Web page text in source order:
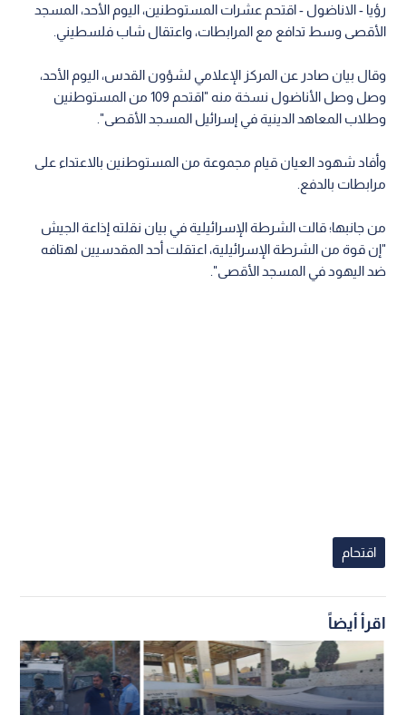
رؤيا - الاناضول - اقتحم عشرات المستوطنين، اليوم الأحد، المسجد
الأقصى وسط تدافع مع المرابطات، واعتقال شاب فلسطيني.
وقال بيان صادر عن المركز الإعلامي لشؤون القدس، اليوم الأحد،
وصل وصل الأناضول نسخة منه "اقتحم 109 من المستوطنين
وطلاب المعاهد الدينية في إسرائيل المسجد الأقصى".
وأفاد شهود العيان قيام مجموعة من المستوطنين بالاعتداء على
مرابطات بالدفع.
من جانبها؛ قالت الشرطة الإسرائيلية في بيان نقلته إذاعة الجيش
"إن قوة من الشرطة الإسرائيلية، اعتقلت أحد المقدسيين لهتافه
ضد اليهود في المسجد الأقصى".
اقتحام
اقرأ أيضاً